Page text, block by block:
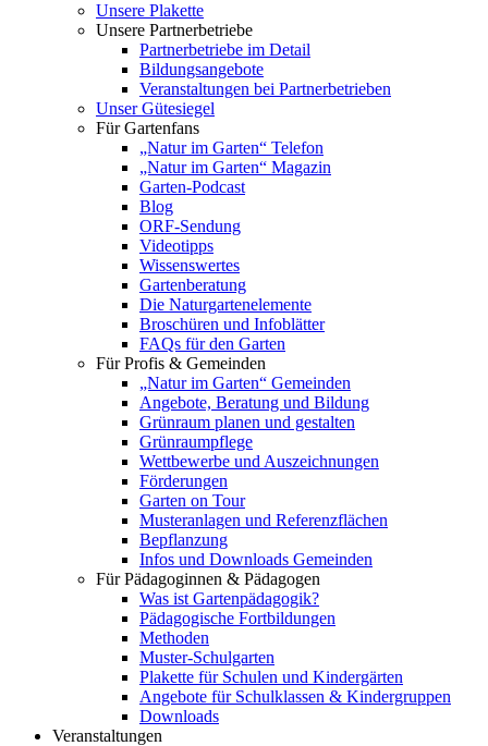
Unsere Plakette
Unsere Partnerbetriebe
Partnerbetriebe im Detail
Bildungsangebote
Veranstaltungen bei Partnerbetrieben
Unser Gütesiegel
Für Gartenfans
„Natur im Garten“ Telefon
„Natur im Garten“ Magazin
Garten-Podcast
Blog
ORF-Sendung
Videotipps
Wissenswertes
Gartenberatung
Die Naturgartenelemente
Broschüren und Infoblätter
FAQs für den Garten
Für Profis & Gemeinden
„Natur im Garten“ Gemeinden
Angebote, Beratung und Bildung
Grünraum planen und gestalten
Grünraumpflege
Wettbewerbe und Auszeichnungen
Förderungen
Garten on Tour
Musteranlagen und Referenzflächen
Bepflanzung
Infos und Downloads Gemeinden
Für Pädagoginnen & Pädagogen
Was ist Gartenpädagogik?
Pädagogische Fortbildungen
Methoden
Muster-Schulgarten
Plakette für Schulen und Kindergärten
Angebote für Schulklassen & Kindergruppen
Downloads
Veranstaltungen